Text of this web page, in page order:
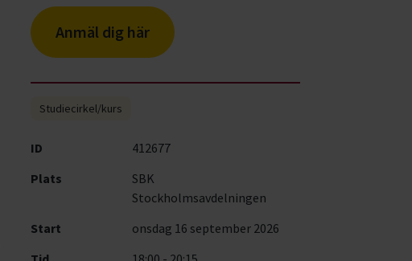
Anmäl dig här
Studiecirkel/kurs
ID
412677
Plats
SBK
Stockholmsavdelningen
Start
onsdag 16 september 2026